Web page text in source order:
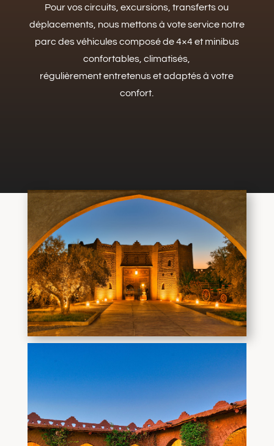
Pour vos circuits, excursions, transferts ou
déplacements, nous mettons à vote service notre
parc des véhicules composé de 4×4 et minibus
confortables, climatisés,
régulièrement entretenus et adaptés à votre
confort.